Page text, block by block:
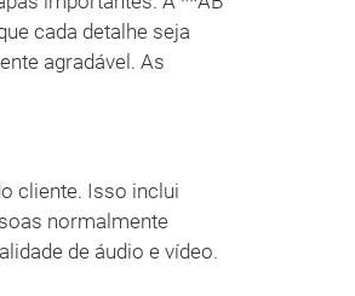
cada detalhe seja
agradável. As
cliente. Isso inclui
normalmente
de áudio e vídeo.